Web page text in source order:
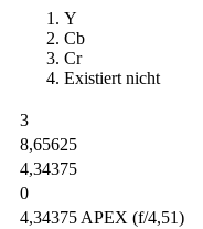
Y
Cb
Cr
Existiert nicht
3
8,65625
4,34375
0
4,34375 APEX (f/4,51)